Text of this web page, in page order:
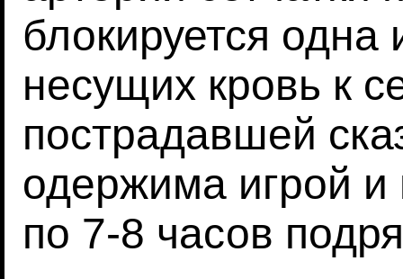
блокируется одна
несущих кровь к
пострадавшей
одержима игрой
по 7-8 часов